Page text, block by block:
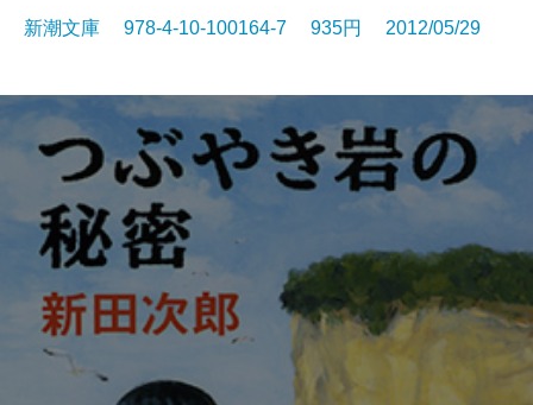
新潮文庫 978-4-10-100164-7 935円 2012/05/29